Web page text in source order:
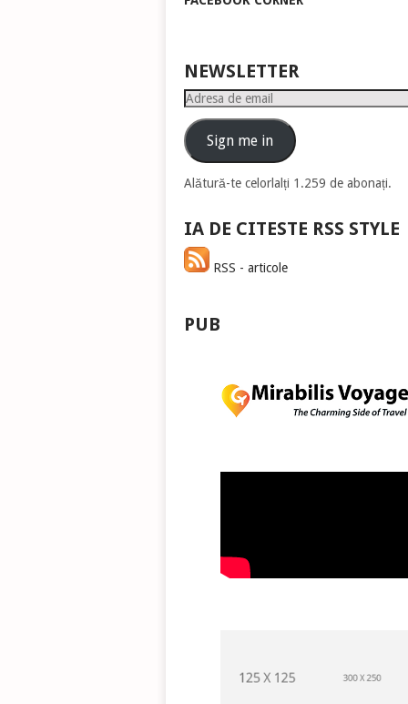
NEWSLETTER
Adresa
emailSign me in
Alătură-te celorlalți 1.259 de abonați.
IA DE CITESTE RSS STYLE
RSS - articole
PUB